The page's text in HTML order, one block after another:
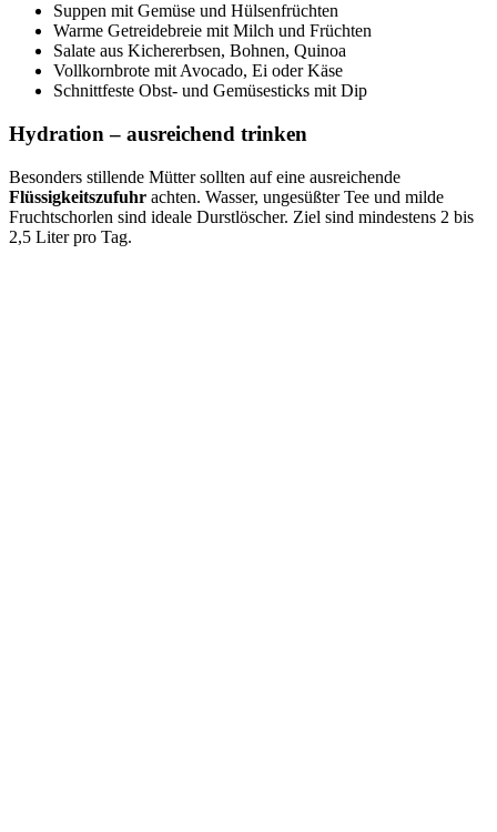
Suppen mit Gemüse und Hülsenfrüchten
Warme Getreidebreie mit Milch und Früchten
Salate aus Kichererbsen, Bohnen, Quinoa
Vollkornbrote mit Avocado, Ei oder Käse
Schnittfeste Obst- und Gemüsesticks mit Dip
Hydration – ausreichend trinken
Besonders stillende Mütter sollten auf eine ausreichende
Flüssigkeitszufuhr achten. Wasser, ungesüßter Tee und milde
Fruchtschorlen sind ideale Durstlöscher. Ziel sind mindestens 2 bis
2,5 Liter pro Tag.